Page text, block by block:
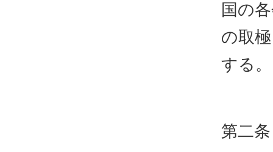
国の
の取
する。
第二条